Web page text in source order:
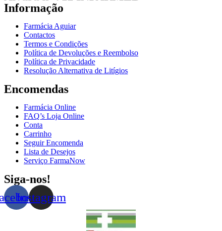
Informação
Farmácia Aguiar
Contactos
Termos e Condições
Política de Devoluções e Reembolso
Política de Privacidade
Resolução Alternativa de Litígios
Encomendas
Farmácia Online
FAQ’s Loja Online
Conta
Carrinho
Seguir Encomenda
Lista de Desejos
Serviço FarmaNow
Siga-nos!
Instagram